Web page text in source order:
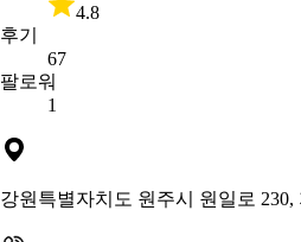
4.8
후기
67
팔로워
1
강원특별자치도 원주시 원일로